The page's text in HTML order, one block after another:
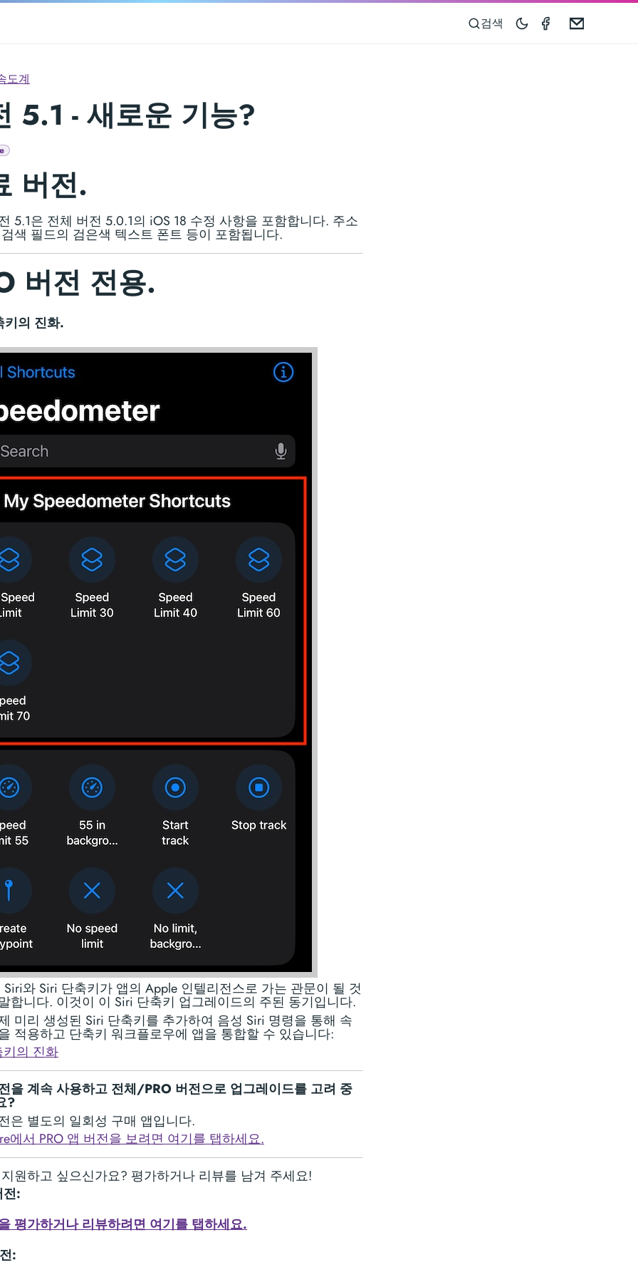
검색
도계
5.1 - 새로운 기능?
버전.
5.1은 전체 버전 5.0.1의 iOS 18 수정 사항을 포함합니다. 주소
색 필드의 검은색 텍스트 폰트 등이 포함됩니다.
버전 전용.
의 진화.
Siri와 Siri 단축키가 앱의 Apple 인텔리전스로 가는 관문이 될 것
합니다. 이것이 이 Siri 단축키 업그레이드의 주된 동기입니다.
미리 생성된 Siri 단축키를 추가하여 음성 Siri 명령을 통해 속
적용하고 단축키 워크플로우에 앱을 통합할 수 있습니다:
의 진화
을 계속 사용하고 전체/PRO 버전으로 업그레이드를 고려 중
?
은 별도의 일회성 구매 앱입니다.
에서 PRO 앱 버전을 보려면 여기를 탭하세요.
원하고 싶으신가요? 평가하거나 리뷰를 남겨 주세요!
전:
평가하거나 리뷰하려면 여기를 탭하세요.
: